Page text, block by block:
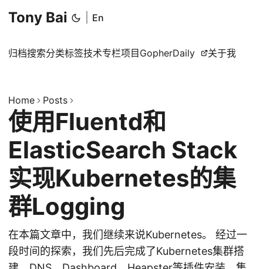
Tony Bai En
归档搜索分类标签技术专栏项目 GopherDaily 关于我
Home Posts
使用Fluentd和
ElasticSearch Stack
实现Kubernetes的集
群Logging
在本篇文章中，我们继续来说Kubernetes。 经过一
段时间的探索，我们先后完成了Kubernetes集群搭